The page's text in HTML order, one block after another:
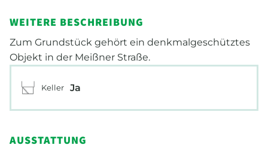
WEITERE BESCHREIBUNG
Zum Grundstück gehört ein denkmalgeschütztes
Objekt in der Meißner Straße.
Keller Ja
AUSSTATTUNG